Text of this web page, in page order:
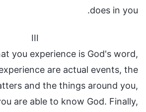
does in you.
III
you experience is God's word,
are actual events, the
and the things around you,
are able to know God. Finally,